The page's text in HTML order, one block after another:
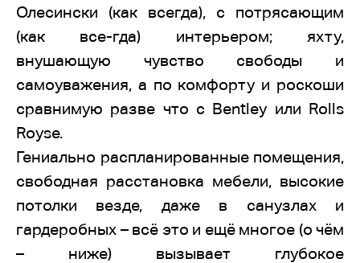
Олесински (как всегда), с потрясающим
(как все-гда) интерьером; яхту,
внушающую чувство свободы и
самоуважения, а по комфорту и роскоши
сравнимую разве что с Bentley или Rolls
Royse.
Гениально распланированные помещения,
свободная расстановка мебели, высокие
потолки везде, даже в санузлах и
гардеробных – всё это и ещё многое (о чём
– ниже) вызывает глубокое